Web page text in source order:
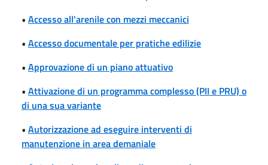
• Accesso all'arenile con mezzi meccanici
• Accesso documentale per pratiche edilizie
• Approvazione di un piano attuativo
• Attivazione di un programma complesso (PII e PRU) o
di una sua variante
• Autorizzazione ad eseguire interventi di
manutenzione in area demaniale